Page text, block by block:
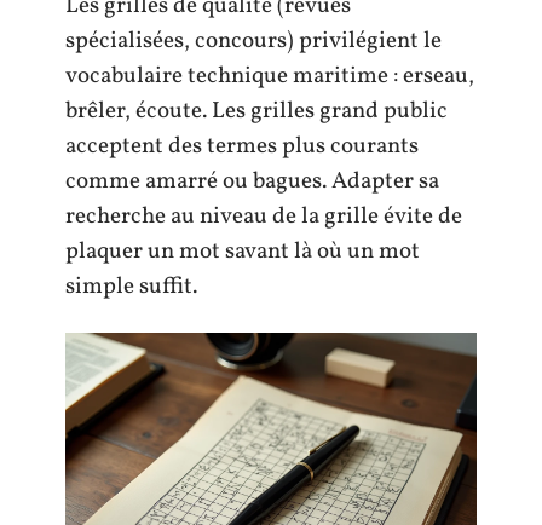
spécialisées, concours) privilégient le
vocabulaire technique maritime : erseau,
brêler, écoute. Les grilles grand public
acceptent des termes plus courants
comme amarré ou bagues. Adapter sa
recherche au niveau de la grille évite de
plaquer un mot savant là où un mot
simple suffit.